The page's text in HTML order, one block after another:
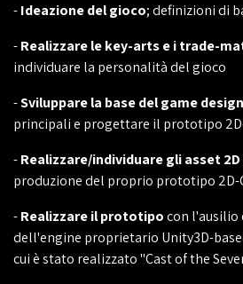
-Ideazione del gioco; definizioni di
-Realizzare le key-arts e i trade-
individuare la personalità del gioco
-Sviluppare la base del game design
principali e progettare il prototipo
-Realizzare/individuare gli asset
produzione del proprio prototipo 2D-
-Realizzare il prototipocon l'ausilio
dell'engine proprietario Unity3D-
cui è stato realizzato "Cast of the